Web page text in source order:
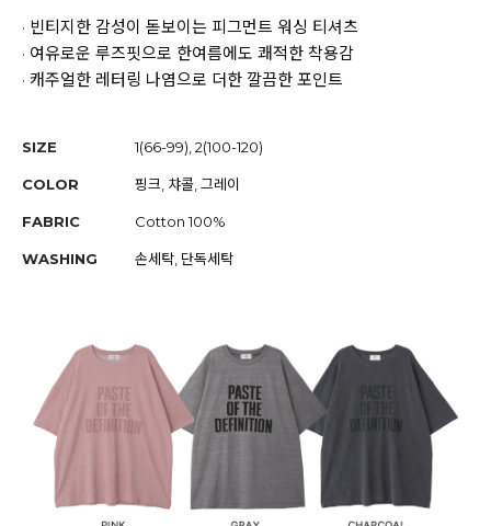
· 빈티지한 감성이 돋보이는 피그먼트 워싱 티셔츠
· 여유로운 루즈핏으로 한여름에도 쾌적한 착용감
· 캐주얼한 레터링 나염으로 더한 깔끔한 포인트
SIZE 1(66-99), 2(100-120)
COLOR 핑크, 챠콜, 그레이
FABRIC Cotton 100%
WASHING 손세탁, 단독세탁